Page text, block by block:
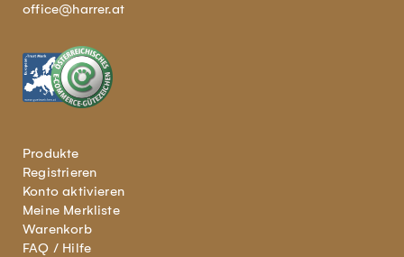
office@harrer.at
Produkte
Registrieren
Konto aktivieren
Meine Merkliste
Warenkorb
FAQ / Hilfe